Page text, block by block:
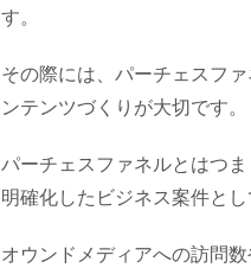
す。
その際には、パーチェスフ
ンテンツづくりが大切です。
パーチェスファネルとはつ
明確化したビジネス案件と
オウンドメディアへの訪問